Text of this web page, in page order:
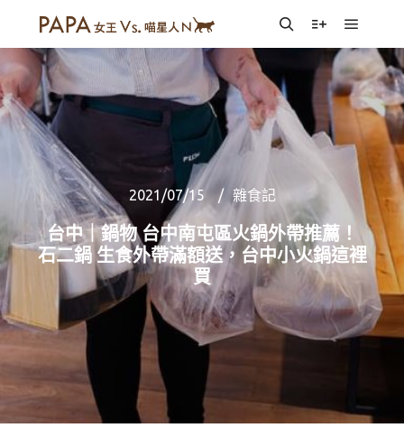
SearchMore info
Main
2021/07/15 雜食記
台中｜鍋物 台中南屯區火鍋外帶推薦！
石二鍋 生食外帶滿額送，台中小火鍋這裡
買